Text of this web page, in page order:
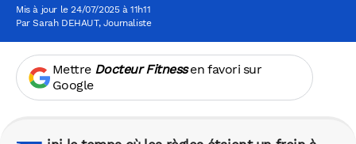
Mis à jour le 24/07/2025 à 11h11
ParSarah DEHAUT, Journaliste
Mettre Docteur Fitnessen favori sur
Google